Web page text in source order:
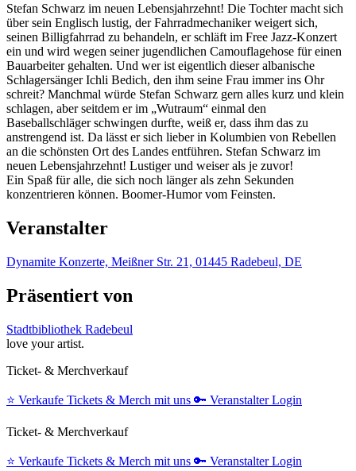
Stefan Schwarz im neuen Lebensjahrzehnt! Die Tochter macht sich
über sein Englisch lustig, der Fahrradmechaniker weigert sich,
seinen Billigfahrrad zu behandeln, er schläft im Free Jazz-Konzert
ein und wird wegen seiner jugendlichen Camouflagehose für einen
Bauarbeiter gehalten. Und wer ist eigentlich dieser albanische
Schlagersänger Ichli Bedich, den ihm seine Frau immer ins Ohr
schreit? Manchmal würde Stefan Schwarz gern alles kurz und klein
schlagen, aber seitdem er im „Wutraum“ einmal den
Baseballschläger schwingen durfte, weiß er, dass ihm das zu
anstrengend ist. Da lässt er sich lieber in Kolumbien von Rebellen
an die schönsten Ort des Landes entführen. Stefan Schwarz im
neuen Lebensjahrzehnt! Lustiger und weiser als je zuvor!
Ein Spaß für alle, die sich noch länger als zehn Sekunden
konzentrieren können. Boomer-Humor vom Feinsten.
Veranstalter
Dynamite Konzerte, Meißner Str. 21, 01445 Radebeul, DE
Präsentiert von
Stadtbibliothek Radebeul
love your artist.
Ticket- & Merchverkauf
⭐️ Verkaufe Tickets & Merch mit uns 🔑 Veranstalter Login
Ticket- & Merchverkauf
⭐️ Verkaufe Tickets & Merch mit uns 🔑 Veranstalter Login